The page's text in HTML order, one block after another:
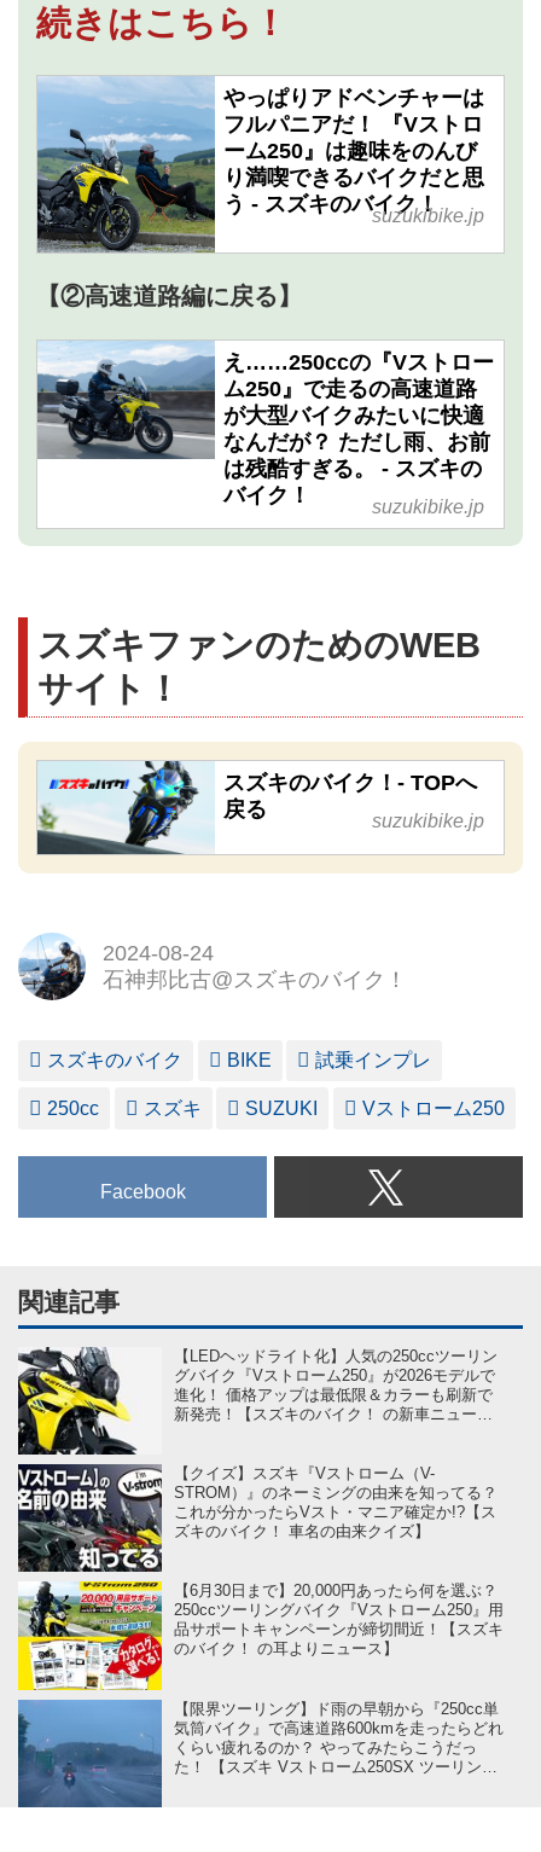
続きはこちら！
やっぱりアドベンチャーは
フルパニアだ！ 『Vストロ
ーム250』は趣味をのんび
り満喫できるバイクだと思
う - スズキのバイク！
suzukibike.jp
【②高速道路編に戻る】
え……250ccの『Vストロー
ム250』で走るの高速道路
が大型バイクみたいに快適
なんだが？ ただし雨、お前
は残酷すぎる。 - スズキの
バイク！
suzukibike.jp
スズキファンのためのWEB
サイト！
スズキのバイク！- TOPへ
戻る
suzukibike.jp
2024-08-24
石神邦比古@スズキのバイク！
スズキのバイク BIKE 試乗インプレ
250cc スズキ SUZUKI Vストローム250
Facebook
関連記事
【LEDヘッドライト化】人気の250ccツーリン
グバイク『Vストローム250』が2026モデルで
進化！ 価格アップは最低限＆カラーも刷新で
新発売！【スズキのバイク！ の新車ニュース
【クイズ】スズキ『Vストローム（V-
STROM）』のネーミングの由来を知ってる？
これが分かったらVスト・マニア確定か!?【ス
ズキのバイク！ 車名の由来クイズ】
【6月30日まで】20,000円あったら何を選ぶ？
250ccツーリングバイク『Vストローム250』用
品サポートキャンペーンが締切間近！【スズキ
のバイク！ の耳よりニュース】
【限界ツーリング】ド雨の早朝から『250cc単
気筒バイク』で高速道路600kmを走ったらどれ
くらい疲れるのか？ やってみたらこうだっ
た！ 【スズキ Vストローム250SX ツーリング